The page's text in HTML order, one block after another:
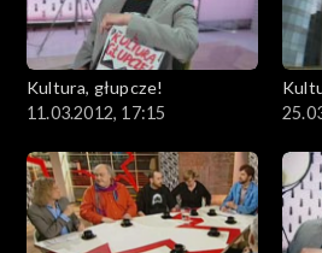
Kultura, głupcze!
11.03.2012, 17:15